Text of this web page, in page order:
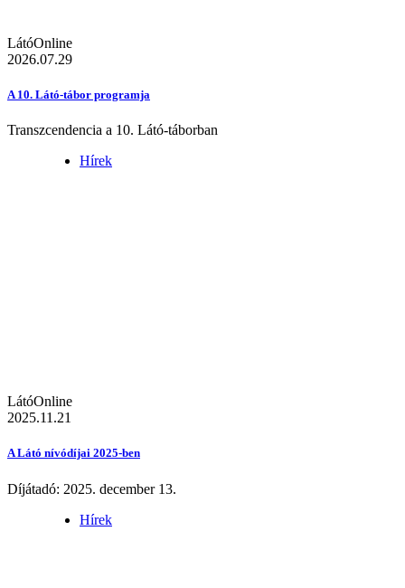
LátóOnline
2026.07.29
A 10. Látó-tábor programja
Transzcendencia a 10. Látó-táborban
Hírek
LátóOnline
2025.11.21
A Látó nívódíjai 2025-ben
Díjátadó: 2025. december 13.
Hírek